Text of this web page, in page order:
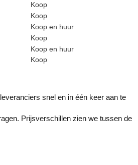
Koop
Koop
Koop en huur
Koop
Koop en huur
Koop
snel en in één keer aan te
Prijsverschillen zien we tussen de